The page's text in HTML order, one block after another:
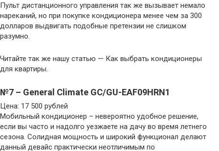
Пульт дистанционного управления так же вызывает немало
нареканий, но при покупке кондиционера менее чем за 300
долларов выдвигать подобные претензии не слишком
разумно.
Читайте так же нашу статью — Как выбрать кондиционеры
для квартиры.
№7 – General Climate GC/GU-EAF09HRN1
Цена: 17 500 рублей
Мобильный кондиционер – невероятно удобное решение,
если вы часто и надолго уезжаете на дачу во время летнего
сезона. Солидная мощность и широкий функционал делают
данный девайс практически неотличимым по